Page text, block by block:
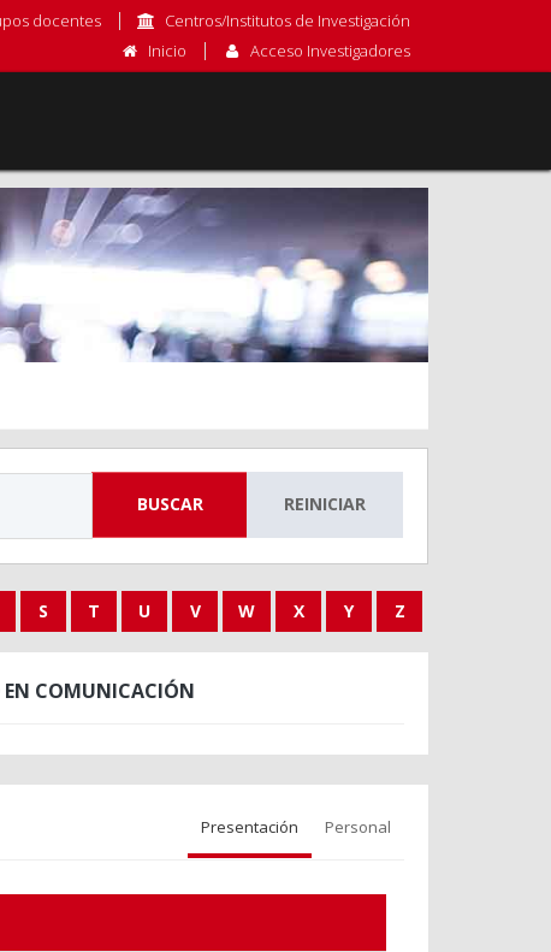
docentes
Centros/Institutos de Investigación
Inicio
Acceso Investigadores
BUSCAR REINICIAR
S T U V W X Y Z
EN COMUNICACIÓN
Presentación Personal